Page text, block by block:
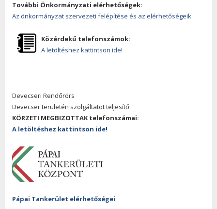
További Önkormányzati elérhetőségek:
Az önkormányzat szervezeti felépítése és az elérhetőségeik
Közérdekű telefonszámok:
A letöltéshez kattintson ide!
Devecseri Rendőrörs
Devecser területén szolgáltatot teljesítő
KÖRZETI MEGBIZOTTAK telefonszámai:
A letöltéshez kattintson ide!
Pápai Tankerület elérhetőségei